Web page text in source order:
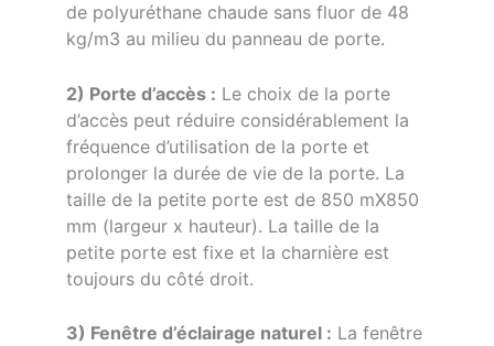
de polyuréthane chaude sans fluor de 48
kg/m3 au milieu du panneau de porte.
2) Porte d’accès : Le choix de la porte
d’accès peut réduire considérablement la
fréquence d’utilisation de la porte et
prolonger la durée de vie de la porte. La
taille de la petite porte est de 850 mX850
mm (largeur x hauteur). La taille de la
petite porte est fixe et la charnière est
toujours du côté droit.
3) Fenêtre d’éclairage naturel : La fenêtre